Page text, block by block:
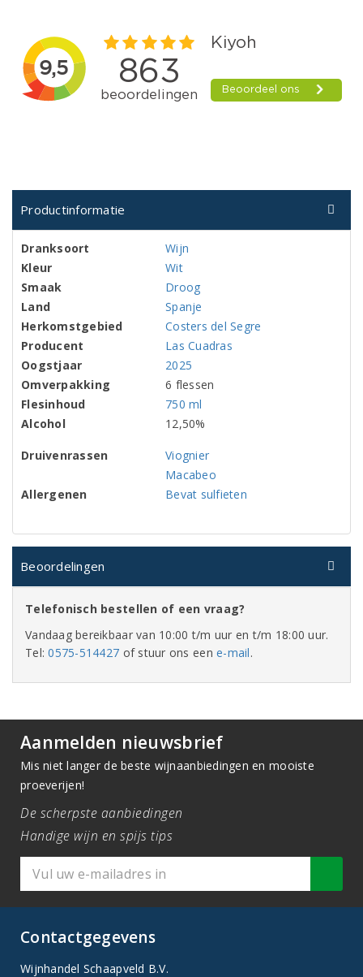
Productinformatie
Dranksoort
Wijn
Kleur
Wit
Smaak
Droog
Land
Spanje
Herkomstgebied
Costers del Segre
Producent
Las Cuadras
Oogstjaar
2025
Omverpakking
6 flessen
Flesinhoud
750 ml
Alcohol
12,50%
Druivenrassen
Viognier
Macabeo
Allergenen
Bevat sulfieten
Beoordelingen
Telefonisch bestellen of een vraag?
Vandaag bereikbaar van 10:00 t/m uur en t/m 18:00 uur.
Tel:0575-514427 of stuur ons eene-mail.
Aanmelden nieuwsbrief
Mis niet langer de beste wijnaanbiedingen en mooiste
proeverijen!
De scherpste aanbiedingen
Handige wijn en spijs tips
Contactgegevens
Wijnhandel Schaapveld B.V.